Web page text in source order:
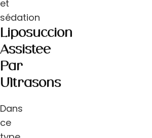
et
sédation
Liposuccion
Assistée
Par
Ultrasons
Dans
ce